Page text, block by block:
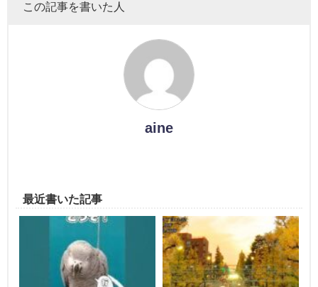
この記事を書いた人
aine
最近書いた記事